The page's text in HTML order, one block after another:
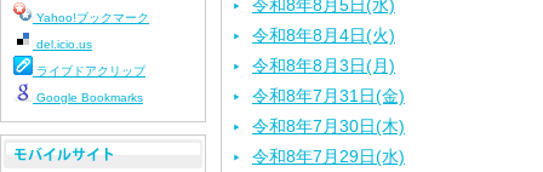
令和8年8月5日(水)
令和8年8月4日(火)
令和8年8月3日(月)
令和8年7月31日(金)
令和8年7月30日(木)
令和8年7月29日(水)
Yahoo!ブックマーク
del.icio.us
ライブドアクリップ
Google Bookmarks